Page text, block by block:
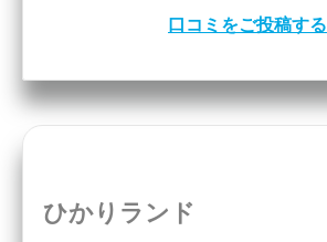
口コミをご投稿する
ひかりランド